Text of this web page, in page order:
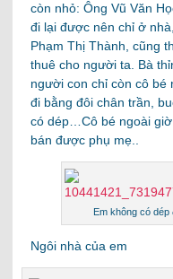
còn nhỏ: Ông Vũ Văn
đi lại được nên chỉ ở
Phạm Thị Thành, cũng
thuê cho người ta. Bà
người con chỉ còn cô bé
đi bằng đôi chân trần,
có dép…Cô bé ngoài
bán được phụ mẹ..
Em không có
Ngôi nhà của em